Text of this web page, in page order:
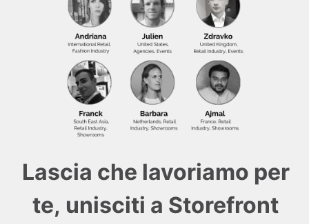
Lascia che lavoriamo per
te, unisciti a Storefront